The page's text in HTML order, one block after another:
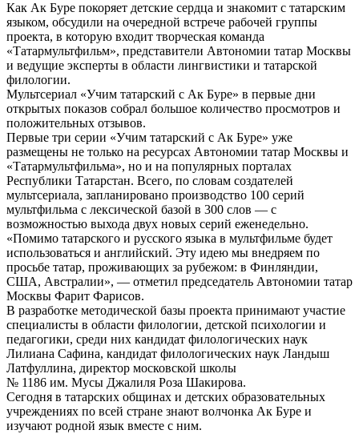
Как Ак Буре покоряет детские сердца и знакомит с татарским
языком, обсудили на очередной встрече рабочей группы
проекта, в которую входит творческая команда
«Татармультфильм», представители Автономии татар Москвы
и ведущие эксперты в области лингвистики и татарской
филологии.
Мультсериал «Учим татарский с Ак Буре» в первые дни
открытых показов собрал большое количество просмотров и
положительных отзывов.
Первые три серии «Учим татарский с Ак Буре» уже
размещены не только на ресурсах Автономии татар Москвы и
«Татармультфильма», но и на популярных порталах
Республики Татарстан. Всего, по словам создателей
мультсериала, запланировано производство 100 серий
мультфильма с лексической базой в 300 слов — с
возможностью выхода двух новых серий еженедельно.
«Помимо татарского и русского языка в мультфильме будет
использоваться и английский. Эту идею мы внедряем по
просьбе татар, проживающих за рубежом: в Финляндии,
США, Австралии», — отметил председатель Автономии татар
Москвы Фарит Фарисов.
В разработке методической базы проекта принимают участие
специалисты в области филологии, детской психологии и
педагогики, среди них кандидат филологических наук
Лилиана Сафина, кандидат филологических наук Ландыш
Латфуллина, директор московской школы
№ 1186 им. Мусы Джалиля Роза Шакирова.
Сегодня в татарских общинах и детских образовательных
учреждениях по всей стране знают волчонка Ак Буре и
изучают родной язык вместе с ним.